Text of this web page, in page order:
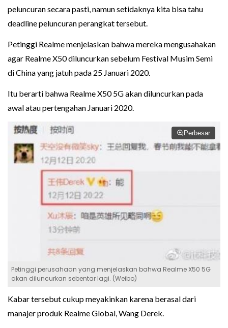
peluncuran secara pasti, namun setidaknya kita bisa tahu
deadline peluncuran perangkat tersebut.
Petinggi Realme menjelaskan bahwa mereka mengusahakan
agar Realme X50 diluncurkan sebelum Festival Musim Semi
di China yang jatuh pada 25 Januari 2020.
Itu berarti bahwa Realme X50 5G akan diluncurkan pada
awal atau pertengahan Januari 2020.
Perbesar
Petinggi perusahaan yang menjelaskan bahwa Realme X50 5G
akan diluncurkan sebentar lagi. (Weibo)
Kabar tersebut cukup meyakinkan karena berasal dari
manajer produk Realme Global, Wang Derek.